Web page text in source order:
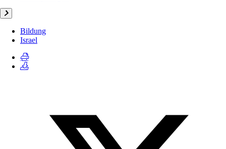
Bildung
Israel